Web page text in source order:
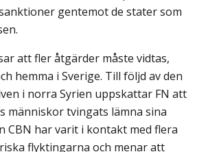
gentemot de stater som
att fler åtgärder måste vidtas,
hemma i Sverige. Till följd av den
i norra Syrien uppskattar FN att
människor tvingats lämna sina
CBN har varit i kontakt med flera
flyktingarna och menar att